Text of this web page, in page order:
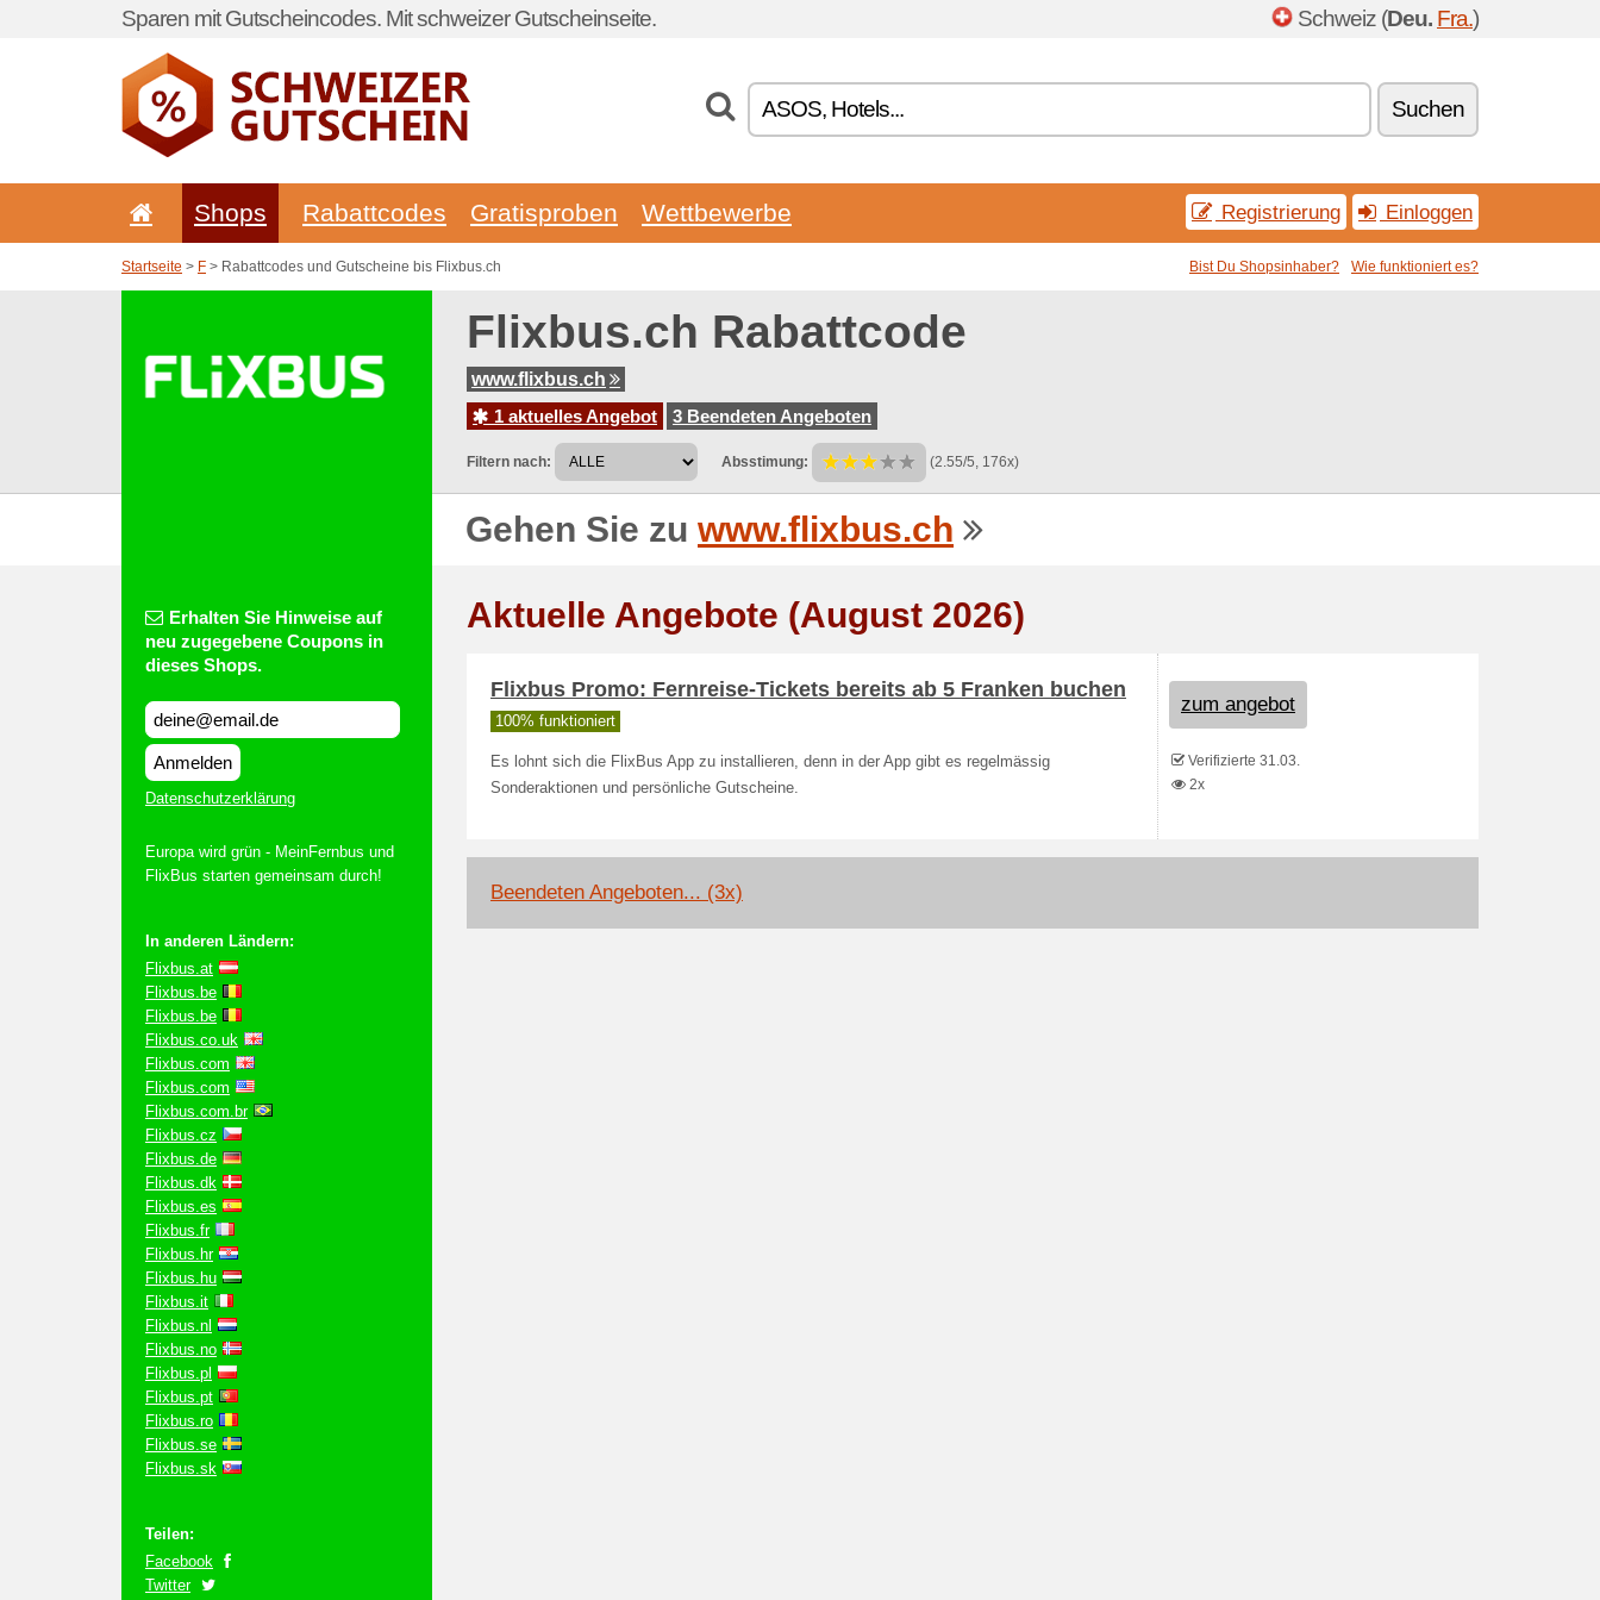
Sparen mit Gutscheincodes. Mit schweizer Gutscheinseite. Schweiz (Deu. Fra.)
Suchen
Shops Rabattcodes Gratisproben Wettbewerbe Registrierung Einloggen
Startseite > F > Rabattcodes und Gutscheine bis Flixbus.ch Bist Du Shopsinhaber? Wie funktioniert es?
Flixbus.ch Rabattcode
www.flixbus.ch
1 aktuelles Angebot
3 Beendeten Angeboten
Filtern nach: Absstimung: (2.55/5, 176x)
Gehen Sie zu www.flixbus.ch
Erhalten Sie Hinweise auf
neu zugegebene Coupons in
dieses Shops.
Anmelden
Datenschutzerklärung
Europa wird grün - MeinFernbus und
FlixBus starten gemeinsam durch!
In anderen Ländern:
Flixbus.at
Flixbus.be
Flixbus.be
Flixbus.co.uk
Flixbus.com
Flixbus.com
Flixbus.com.br
Flixbus.cz
Flixbus.de
Flixbus.dk
Flixbus.es
Flixbus.fr
Flixbus.hr
Flixbus.hu
Flixbus.it
Flixbus.nl
Flixbus.no
Flixbus.pl
Flixbus.pt
Flixbus.ro
Flixbus.se
Flixbus.sk
Teilen:
Facebook
Twitter
Aktuelle Angebote (August 2026)
Flixbus Promo: Fernreise-Tickets bereits ab 5 Franken buchen
100% funktioniert
Es lohnt sich die FlixBus App zu installieren, denn in der App gibt es regelmässig
Sonderaktionen und persönliche Gutscheine.
zum angebot
Verifizierte 31.03.
2x
Beendeten Angeboten... (3x)